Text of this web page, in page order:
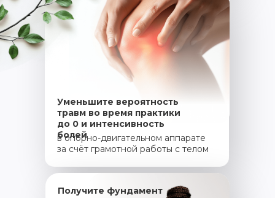
Получите фундамент
Уменьшите вероятность
травм во время практики
до 0 и интенсивность
болей
в опорно-двигательном аппарате
за счёт грамотной работы с телом